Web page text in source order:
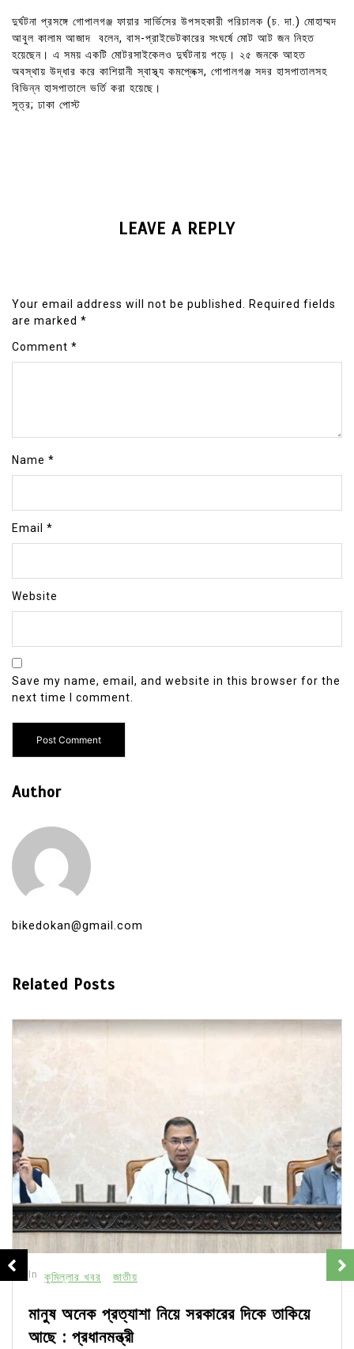
দুর্ঘটনা প্রসঙ্গে গোপালগঞ্জ ফায়ার সার্ভিসের উপসহকারী পরিচালক (চ. দা.) মোহাম্মদ
আবুল কালাম আজাদ বলেন, বাস-প্রাইভেটকারের সংঘর্ষে মোট আট জন নিহত
হয়েছেন। এ সময় একটি মোটরসাইকেলও দুর্ঘটনায় পড়ে। ২৫ জনকে আহত
অবস্থায় উদ্ধার করে কাশিয়ানী স্বাস্থ্য কমপ্লেক্স, গোপালগঞ্জ সদর হাসপাতালসহ
বিভিন্ন হাসপাতালে ভর্তি করা হয়েছে।
সূত্র; ঢাকা পোস্ট
LEAVE A REPLY
Your email address will not be published.
Required fields
are marked *
Comment *
Name *
Email *
Website
Save my name, email, and website in this browser for the
next time I comment.
Author
bikedokan@gmail.com
Related Posts
In কুমিল্লার খবর জাতীয়
মানুষ অনেক প্রত্যাশা নিয়ে সরকারের দিকে তাকিয়ে
আছে : প্রধানমন্ত্রী